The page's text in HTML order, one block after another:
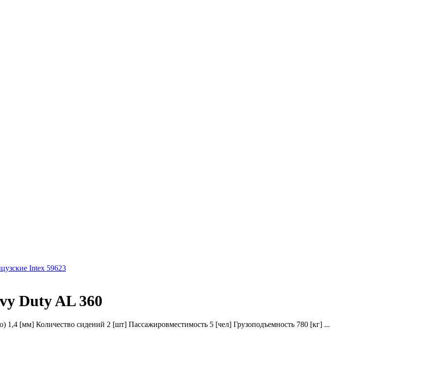
Intex 59623
Duty AL 360
[мм] Количество сидений 2 [шт] Пассажировместимость 5 [чел] Грузоподъемность 780 [кг] ...